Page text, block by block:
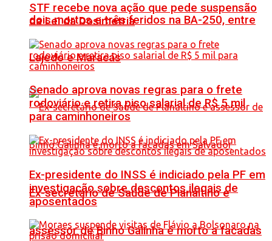
dois mortos e três feridos na BA-250, entre
Lajedo e Maracás
Ex-secretário de Saúde de Planaltino e
assessor de Binho Galinha é morto a facadas
STF recebe nova ação que pede suspensão
da Lei da Dosimetria
Senado aprova novas regras para o frete
rodoviário e retira piso salarial de R$ 5 mil
para caminhoneiros
Ex-presidente do INSS é indiciado pela PF em
investigação sobre descontos ilegais de
aposentados